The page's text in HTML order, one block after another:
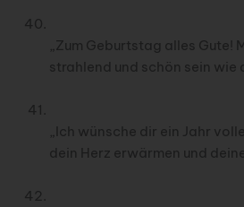
„Zum Geburtstag alles Gute!
strahlend und schön sein wie
„Ich wünsche dir ein Jahr
dein Herz erwärmen und